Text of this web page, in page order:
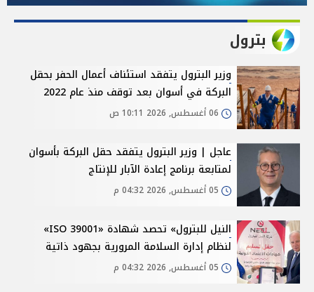
بترول
وزير البترول يتفقد استئناف أعمال الحفر بحقل
البركة في أسوان بعد توقف منذ عام 2022
عاجل | وزير البترول يتفقد حقل البركة بأسوان
لمتابعة برنامج إعادة الآبار للإنتاج
النيل للبترول» تحصد شهادة «ISO 39001»
لنظام إدارة السلامة المرورية بجهود ذاتية